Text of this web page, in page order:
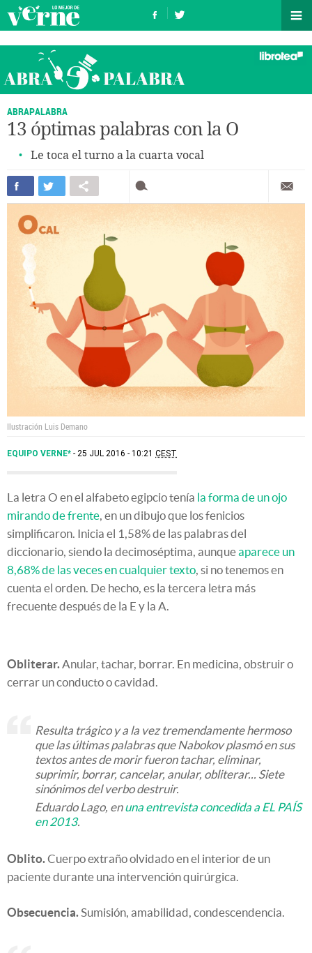
ABRAPALABRA
13 óptimas palabras con la O
Le toca el turno a la cuarta vocal
Ilustración Luis Demano
EQUIPO VERNE* 25 JUL 2016 - 10:21 CEST
La letra O en el alfabeto egipcio tenía la forma de un ojo
mirando de frente, en un dibujo que los fenicios
simplificaron. Inicia el 1,58% de las palabras del
diccionario, siendo la decimoséptima, aunqueaparece un
8,68% de las veces en cualquier texto, si no tenemos en
cuenta el orden. De hecho, es la tercera letra más
frecuente después de la E y la A.
Obliterar.Anular, tachar, borrar. En medicina, obstruir o
cerrar un conducto o cavidad.
Resulta trágico y a la vez tremendamente hermoso
que las últimas palabras que Nabokov plasmó en sus
textos antes de morir fueron tachar, eliminar,
suprimir, borrar, cancelar, anular, obliterar... Siete
sinónimos del verbo destruir.
Eduardo Lago, enuna entrevista concedida a EL PAÍS
en 2013.
Oblito.Cuerpo extraño olvidado en el interior de un
paciente durante una intervención quirúrgica.
Obsecuencia.Sumisión, amabilidad, condescendencia.